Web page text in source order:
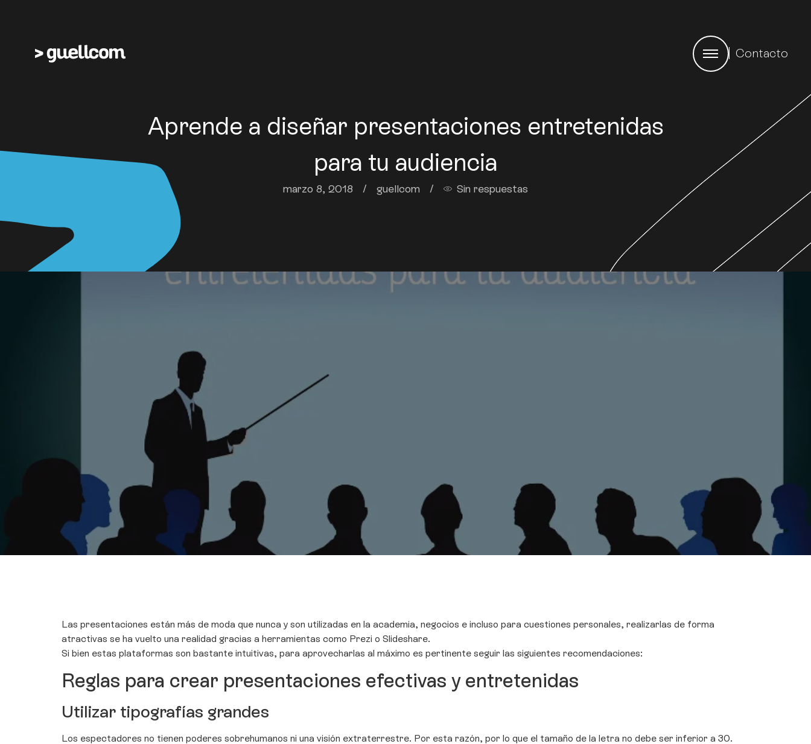
Contacto
Aprende a diseñar presentaciones entretenidas
para tu audiencia
marzo 8, 2018 / guellcom / Sin respuestas
Las presentaciones están más de moda que nunca y son utilizadas en la academia, negocios e incluso para cuestiones personales, realizarlas de forma
atractivas se ha vuelto una realidad gracias a herramientas como Prezi o Slideshare.
Si bien estas plataformas son bastante intuitivas, para aprovecharlas al máximo es pertinente seguir las siguientes recomendaciones:
Reglas para crear presentaciones efectivas y entretenidas
Utilizar tipografías grandes
Los espectadores no tienen poderes sobrehumanos ni una visión extraterrestre. Por esta razón, por lo que el tamaño de la letra no debe ser inferior a 30.